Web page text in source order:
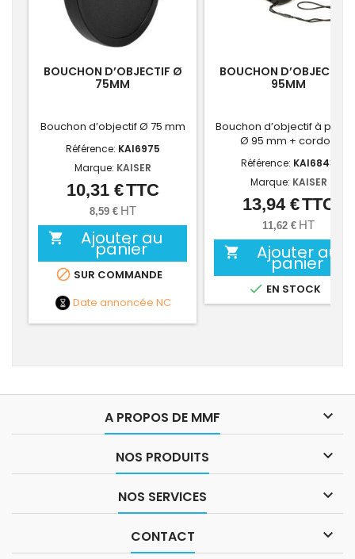
BOUCHON D’OBJECTIF Ø
75MM
Bouchon d’objectif Ø 75 mm
Référence: KAI6975
Marque: KAISER
Prix
10,31 €TTC
8,59 € HT
 Ajouter au
panier
 SUR COMMANDE
Date annoncée NC
BOUCHON D’OBJECTIF
95MM
Bouchon d’objectif à
Ø 95 mm + cordon
Référence: KAI6843
Marque: KAISER
Prix
13,94 €TTC
11,62 € HT
 Ajouter au
panier
 EN STOCK
A PROPOS DE MMF 
NOS PRODUITS 
NOS SERVICES 
CONTACT 